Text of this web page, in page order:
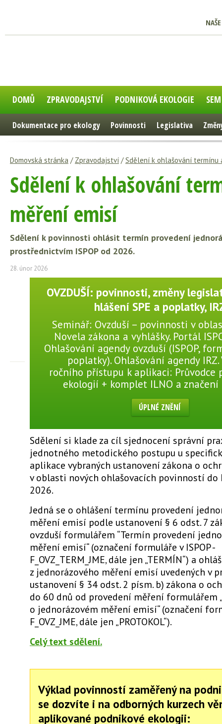
DOMŮ ZPRAVODAJSTVÍ PODNIKOVÁ EKOLOGIE
Dokumentace pro ekology Povinnosti Legislativa
Domovská stránka / Zpravodajství /Sdělení k ohlašování termínu
Sdělení k ohlašování
měření emisí
Sdělení k povinnosti ohlásit termín provedení
prostřednictvím ISPOP od 2026.
28. únor 2026
OVZDUŠÍ: povinnosti, změny
hlášení SPE a poplatky,
Seminář: Ovzduší – povinnosti v
Novela zákona a vyhlášky. Portál
Ohlašování agendy ovzduší (ISPOP,
poplatky). Ohlašování agendy
ročního přístupu k aplikaci: Průvodce
ekologií + komplet ILNO a značení
ÚPLNÉ ZNĚNÍ
Sdělení si klade za cíl sjednocení správní
jednotného metodického postupu u
aplikace vybraných ustanovení zákona o
v oblasti nových ohlašovacích povinností do
2026.
Jedná se o ohlášení termínu provedení
měření emisí podle ustanovení § 6 odst. 7
ovzduší formulářem “Termín provedení
měření emisí“ (označení formuláře v ISPOP -
F_OVZ_TERM_JME, dále jen „TERMÍN“) a
z jednorázového měření emisí uvedených v
ustanovení § 34 odst. 2 písm. b) zákona o
do 60 dnů od provedení měření formulářem
o jednorázovém měření emisí“ (označení
F_OVZ_JME, dále jen „PROTOKOL“).
Celý text sdělení.
Výklad povinností zaměřený na
se dozvíte i na odborných kurzech
aplikované podnikové ekologii: